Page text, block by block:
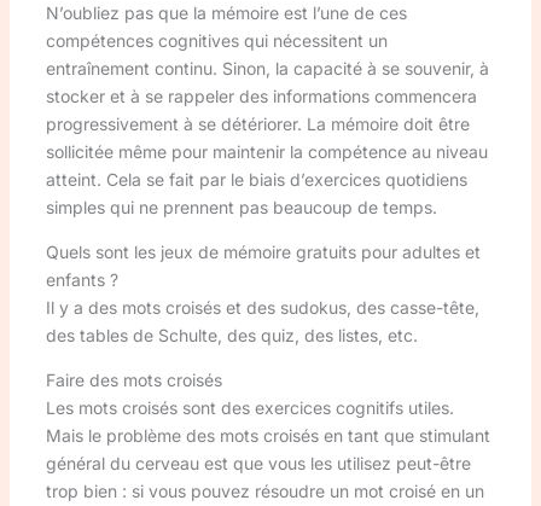
N’oubliez pas que la mémoire est l’une de ces
compétences cognitives qui nécessitent un
entraînement continu. Sinon, la capacité à se souvenir, à
stocker et à se rappeler des informations commencera
progressivement à se détériorer. La mémoire doit être
sollicitée même pour maintenir la compétence au niveau
atteint. Cela se fait par le biais d’exercices quotidiens
simples qui ne prennent pas beaucoup de temps.
Quels sont les jeux de mémoire gratuits pour adultes et
enfants ?
Il y a des mots croisés et des sudokus, des casse-tête,
des tables de Schulte, des quiz, des listes, etc.
Faire des mots croisés
Les mots croisés sont des exercices cognitifs utiles.
Mais le problème des mots croisés en tant que stimulant
général du cerveau est que vous les utilisez peut-être
trop bien : si vous pouvez résoudre un mot croisé en un